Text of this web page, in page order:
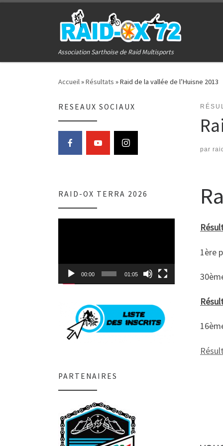
Association Sarthoise de Raid Multisports
Accueil»Résultats »Raid de la vallée de l’Huisne 2013
par
1ère
RESEAUX SOCIAUX
RAID-OX TERRA 2026
00:00 01:05
PARTENAIRES